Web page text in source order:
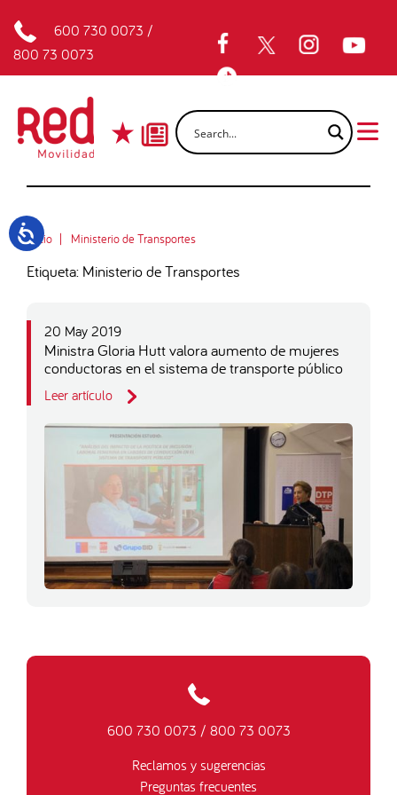
600 730 0073 /
800 73 0073
Inicio Ministerio de Transportes
Etiqueta: Ministerio de Transportes
20 May 2019
Ministra Gloria Hutt valora aumento de mujeres
conductoras en el sistema de transporte público
Leer artículo
600 730 0073 / 800 73 0073
Reclamos y sugerencias
Preguntas frecuentes